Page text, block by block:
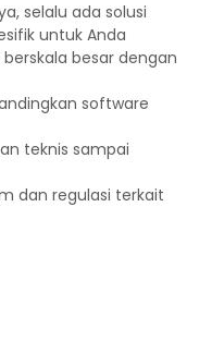
selalu ada solusi
untuk Anda
besar dengan
software
teknis sampai
dan regulasi terkait